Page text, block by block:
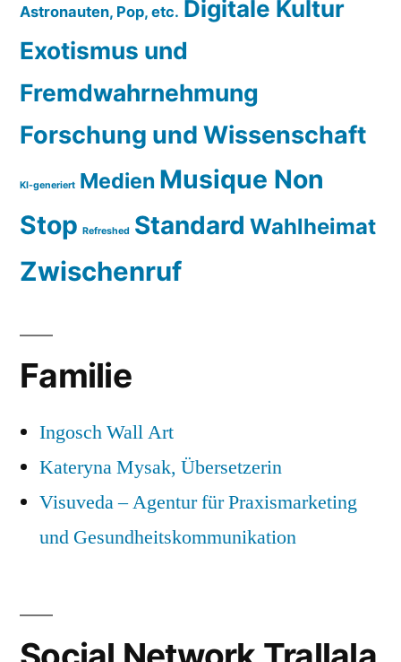
Astronauten, Pop, etc. Digitale Kultur
Exotismus und
Fremdwahrnehmung
Forschung und Wissenschaft
KI-generiert Medien Musique Non
Stop Refreshed Standard Wahlheimat
Zwischenruf
Familie
Ingosch Wall Art
Kateryna Mysak, Übersetzerin
Visuveda – Agentur für Praxismarketing
und Gesundheitskommunikation